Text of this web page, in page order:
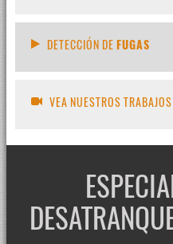
DETECCIÓN DEFUGAS
VEA NUESTROS